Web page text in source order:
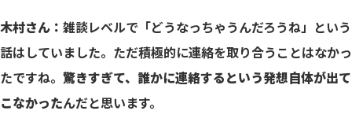
木村さん： 雑談レベルで「どうなっちゃうんだろうね」という
話はしていました。ただ積極的に連絡を取り合うことはなかっ
たですね。 驚きすぎて、誰かに連絡するという発想自体が出て
こなかったんだと思います。